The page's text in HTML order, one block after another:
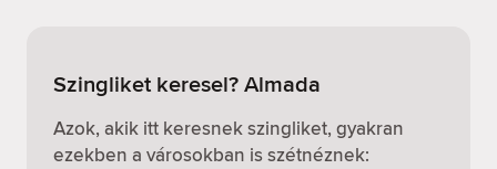
Szingliket keresel? Almada
Azok, akik itt keresnek szingliket, gyakran
ezekben a városokban is szétnéznek: